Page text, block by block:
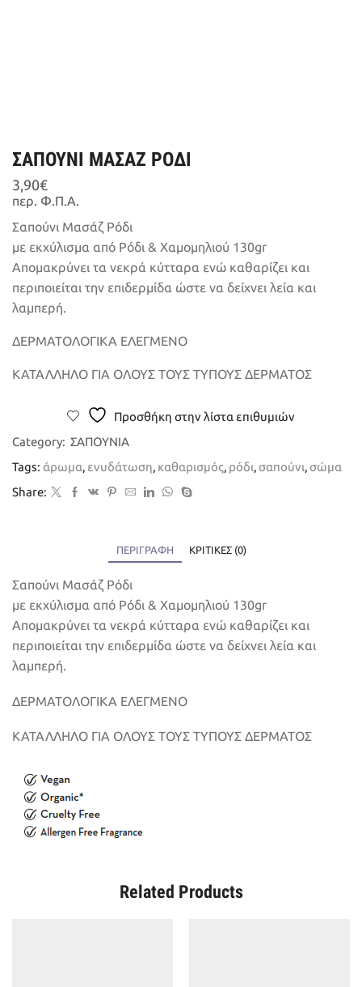
ΣΑΠΟΥΝΙ ΜΑΣΑΖ ΡΟΔΙ
3,90€
περ. Φ.Π.Α.
Σαπούνι Μασάζ Ρόδι
με εκχύλισμα από Ρόδι & Χαμομηλιού 130gr
Απομακρύνει τα νεκρά κύτταρα ενώ καθαρίζει και
περιποιείται την επιδερμίδα ώστε να δείχνει λεία και
λαμπερή.
ΔΕΡΜΑΤΟΛΟΓΙΚΑ ΕΛΕΓΜEΝΟ
ΚΑΤΑΛΛΗΛΟ ΓΙΑ ΟΛΟΥΣ ΤΟΥΣ ΤΥΠΟΥΣ ΔΕΡΜΑΤΟΣ
Προσθήκη στην λίστα επιθυμιών
Category: ΣΑΠΟΥΝΙΑ
Tags: άρωμα, ενυδάτωση, καθαρισμός, ρόδι,σαπούνι,σώμα
Share:
ΠΕΡΙΓΡΑΦΉ ΚΡΙΤΙΚΈΣ (0)
Σαπούνι Μασάζ Ρόδι
με εκχύλισμα από Ρόδι & Χαμομηλιού 130gr
Απομακρύνει τα νεκρά κύτταρα ενώ καθαρίζει και
περιποιείται την επιδερμίδα ώστε να δείχνει λεία και
λαμπερή.
ΔΕΡΜΑΤΟΛΟΓΙΚΑ ΕΛΕΓΜEΝΟ
ΚΑΤΑΛΛΗΛΟ ΓΙΑ ΟΛΟΥΣ ΤΟΥΣ ΤΥΠΟΥΣ ΔΕΡΜΑΤΟΣ
Related Products